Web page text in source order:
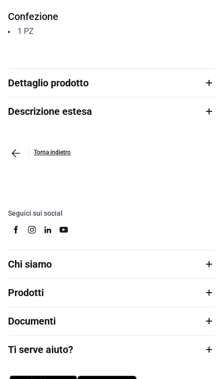
Confezione
1 PZ
Dettaglio prodotto
Descrizione estesa
Torna indietro
Seguici sui social
Chi siamo
Prodotti
Documenti
Ti serve aiuto?